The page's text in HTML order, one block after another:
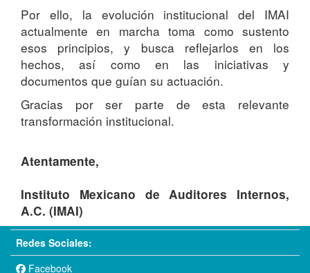
Por ello, la evolución institucional del IMAI
actualmente en marcha toma como sustento
esos principios, y busca reflejarlos en los
hechos, así como en las iniciativas y
documentos que guían su actuación.
Gracias por ser parte de esta relevante
transformación institucional.
Atentamente,
Instituto Mexicano de Auditores Internos,
A.C. (IMAI)
Redes Sociales:
Facebook